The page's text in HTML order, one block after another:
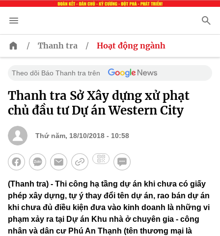
/ Thanh tra / Hoạt động ngành
Theo dõi Báo Thanh tra trên
Thanh tra Sở Xây dựng xử phạt
chủ đầu tư Dự án Western City
Thứ năm, 18/10/2018 - 10:58
(Thanh tra) - Thi công hạ tầng dự án khi chưa có giấy
phép xây dựng, tự ý thay đổi tên dự án, rao bán dự án
khi chưa đủ điều kiện đưa vào kinh doanh là những vi
phạm xảy ra tại Dự án Khu nhà ở chuyên gia - công
nhân và dân cư Phú An Thạnh (tên thương mại là